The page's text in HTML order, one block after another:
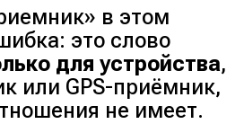
в этом
это слово
для устройства,
или GPS-приёмник,
не имеет.